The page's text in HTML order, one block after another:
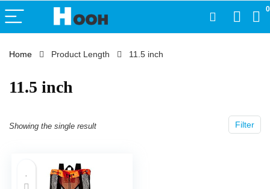
0
Home Product Length ‎11.5 inch
‎11.5 inch
Filter
Showing the single result